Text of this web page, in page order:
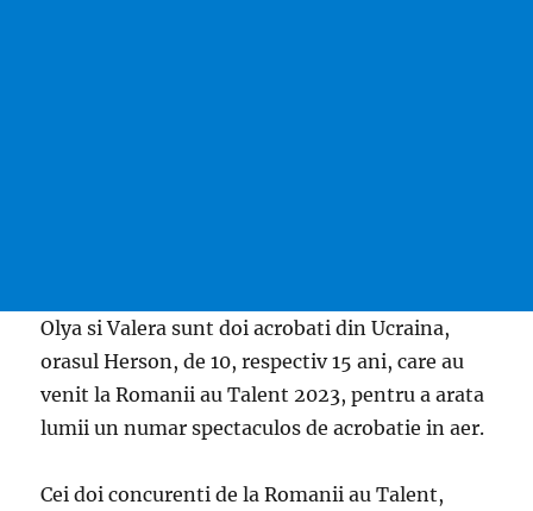
Olya si Valera sunt doi acrobati din Ucraina,
orasul Herson, de 10, respectiv 15 ani, care au
venit la Romanii au Talent 2023, pentru a arata
lumii un numar spectaculos de acrobatie in aer.
Cei doi concurenti de la Romanii au Talent,